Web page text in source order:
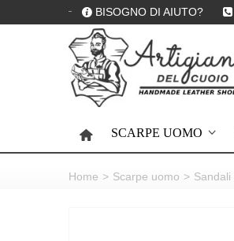
BISOGNO DI AIUTO?
SCARPE UOMO
Home > Scarpe uomo > Sandali